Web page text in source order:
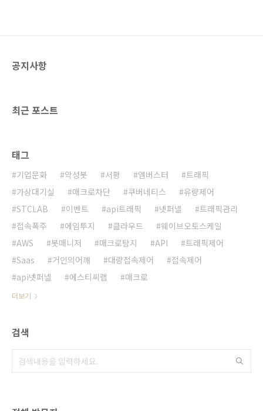
공지사항
최근 포스트
태그
기업문화 악성봇 서평 엠버스터
트래픽
가상대기실
매크로차단 쿠버네티스
유량제어
STCLAB
이벤트 api트래픽 넷퍼넬
트래픽관리
접속폭주
에임투지 클라우드
웨이브오토스케일
AWS
봇매니저 매크로탐지 API
트래픽제어
Saas
거인의어깨 대량접속제어
접속제어
api넷퍼넬
에스티씨랩 매크로
더보기
검색